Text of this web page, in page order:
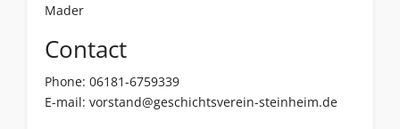
Mader
Contact
Phone: 06181-6759339
E-mail: vorstand@geschichtsverein-steinheim.de